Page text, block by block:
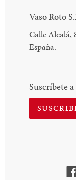
Vaso Roto
Calle Alcalá,
España.
Suscríbete